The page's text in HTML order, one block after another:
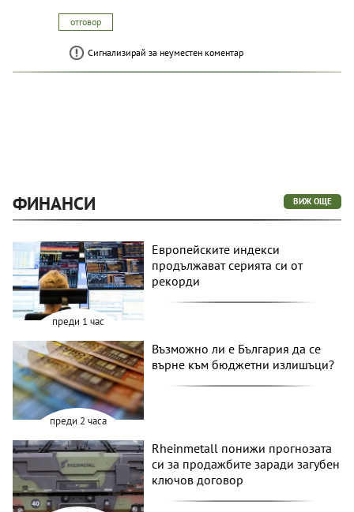
отговор
Сигнализирай за неуместен коментар
ФИНАНСИ ВИЖ ОЩЕ
преди 1 час
Европейските индекси
продължават серията си от
рекорди
преди 2 часа
Възможно ли е България да се
върне към бюджетни излишъци?
Rheinmetall понижи прогнозата
си за продажбите заради загубен
ключов договор